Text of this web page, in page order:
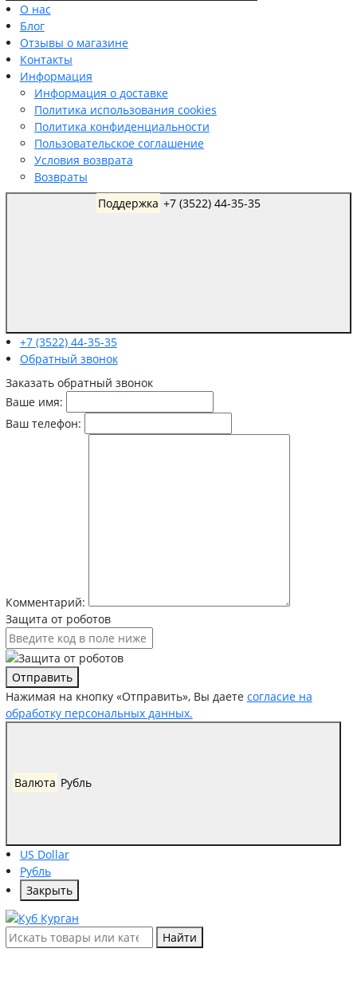
О нас
Блог
Отзывы о магазине
Контакты
Информация
Информация о доставке
Политика использования cookies
Политика конфиденциальности
Пользовательское соглашение
Условия возврата
Возвраты
Поддержка
+7 (3522) 44-35-35
Обратный звонок
Заказать обратный звонок
Ваше имя:
Ваш телефон:
Комментарий:
Защита от роботов
Отправить
Нажимая на кнопку «Отправить», Вы даете согласие на
обработку персональных данных.
Валюта Рубль
US Dollar
Рубль
Закрыть
Найти